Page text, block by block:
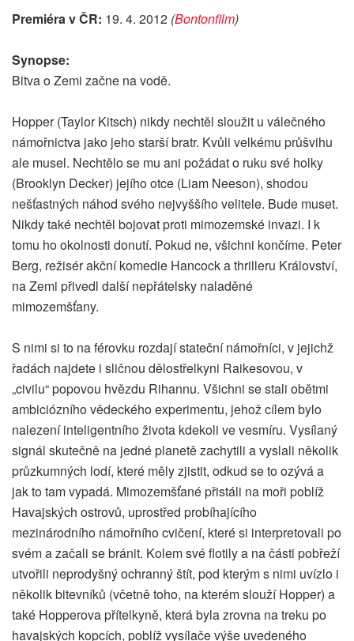
Premiéra v ČR: 19. 4. 2012 (Bontonfilm)
Synopse:
Bitva o Zemi začne na vodě.
Hopper (Taylor Kitsch) nikdy nechtěl sloužit u válečného
námořnictva jako jeho starší bratr. Kvůli velkému průšvihu
ale musel. Nechtělo se mu ani požádat o ruku své holky
(Brooklyn Decker) jejího otce (Liam Neeson), shodou
nešťastných náhod svého nejvyššího velitele. Bude muset.
Nikdy také nechtěl bojovat proti mimozemské invazi. I k
tomu ho okolnosti donutí. Pokud ne, všichni končíme. Peter
Berg, režisér akční komedie Hancock a thrilleru Království,
na Zemi přivedl další nepřátelsky naladěné
mimozemšťany.
S nimi si to na férovku rozdají stateční námořníci, v jejichž
řadách najdete i sličnou dělostřelkyni Raikesovou, v
„civilu“ popovou hvězdu Rihannu. Všichni se stali obětmi
ambiciózního vědeckého experimentu, jehož cílem bylo
nalezení inteligentního života kdekoli ve vesmíru. Vysílaný
signál skutečně na jedné planetě zachytili a vyslali několik
průzkumných lodí, které měly zjistit, odkud se to ozývá a
jak to tam vypadá. Mimozemšťané přistáli na moři poblíž
Havajských ostrovů, uprostřed probíhajícího
mezinárodního námořního cvičení, které si interpretovali po
svém a začali se bránit. Kolem své flotily a na části pobřeží
utvořili neprodyšný ochranný štít, pod kterým s nimi uvízlo i
několik bitevníků (včetně toho, na kterém slouží Hopper) a
také Hopperova přítelkyně, která byla zrovna na treku po
havajských kopcích, poblíž vysílače výše uvedeného